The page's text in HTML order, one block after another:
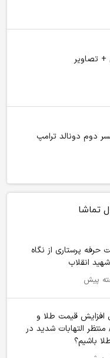
+ تصاویر
دوم دونالد ترامپ
تماشا
حرفه پرستاری از نگاه
انقلاب
افزایش قیمت طلا و
التهابات شدید در
طلا باشیم؟